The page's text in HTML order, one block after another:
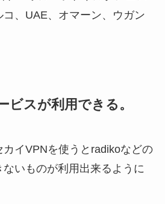
、UAE、オマーン、ウガン
ビスが利用できる。
カイVPNを使うとradikoなどの
いものが利用出来るように